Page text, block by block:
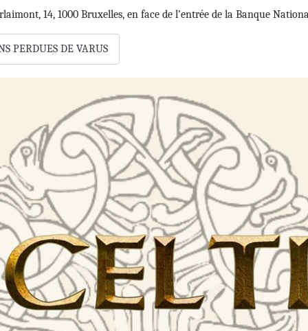
14, 1000 Bruxelles, en face de l’entrée de la Banque
PERDUES DE VARUS